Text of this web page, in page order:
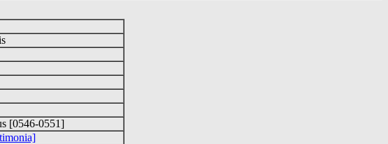
[0546-0551]